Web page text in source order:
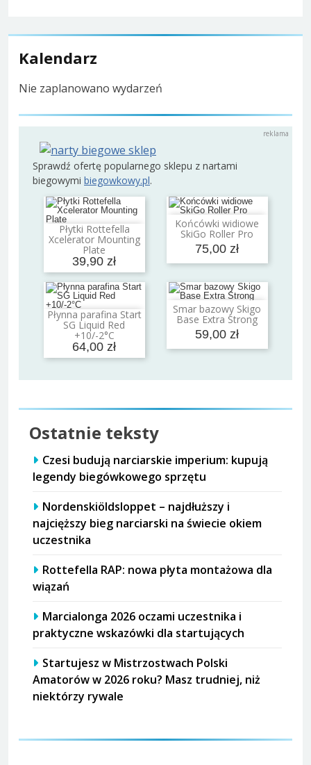
Kalendarz
Nie zaplanowano wydarzeń
Sprawdź ofertę popularnego sklepu z nartami
biegowymi biegowkowy.pl.
Płytki Rottefella
Xcelerator Mounting
Plate
39,90 zł
Dodaj do koszyka
Końcówki widiowe
SkiGo Roller Pro
75,00 zł
Dodaj do koszyka
Płynna parafina Start
SG Liquid Red
+10/-2°C
64,00 zł
Dodaj do koszyka
Smar bazowy Skigo
Base Extra Strong
59,00 zł
Dodaj do koszyka
Ostatnie teksty
Czesi budują narciarskie imperium: kupują
legendy biegówkowego sprzętu
Nordenskiöldsloppet – najdłuższy i
najcięższy bieg narciarski na świecie okiem
uczestnika
Rottefella RAP: nowa płyta montażowa dla
wiązań
Marcialonga 2026 oczami uczestnika i
praktyczne wskazówki dla startujących
Startujesz w Mistrzostwach Polski
Amatorów w 2026 roku? Masz trudniej, niż
niektórzy rywale